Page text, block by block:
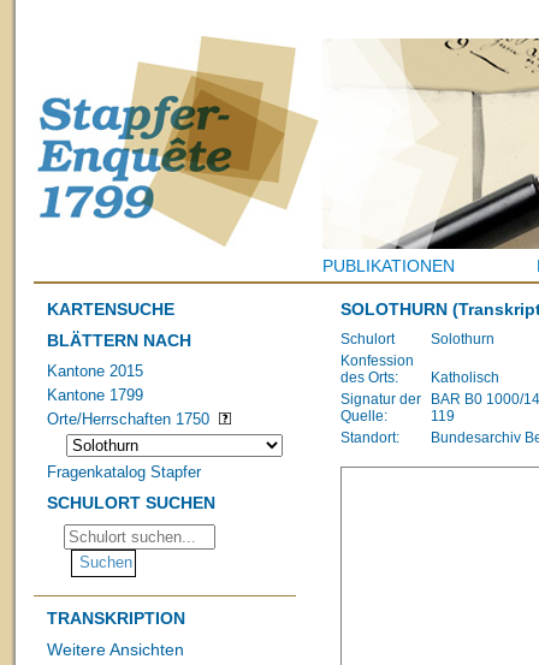
PUBLIKATIONEN
KARTENSUCHE
BLÄTTERN NACH
Kantone 2015
Kantone 1799
Orte/Herrschaften 1750
Fragenkatalog Stapfer
SCHULORT SUCHEN
TRANSKRIPTION
Weitere Ansichten
SOLOTHURN
Schulort
Solothurn
Konfession
des Orts:
Katholisch
Signatur der
Quelle:
BAR B0 1000/
119
Standort:
Bundesarchiv